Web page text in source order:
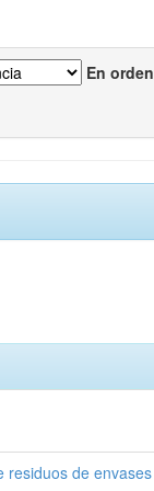
En orden
residuos de envases